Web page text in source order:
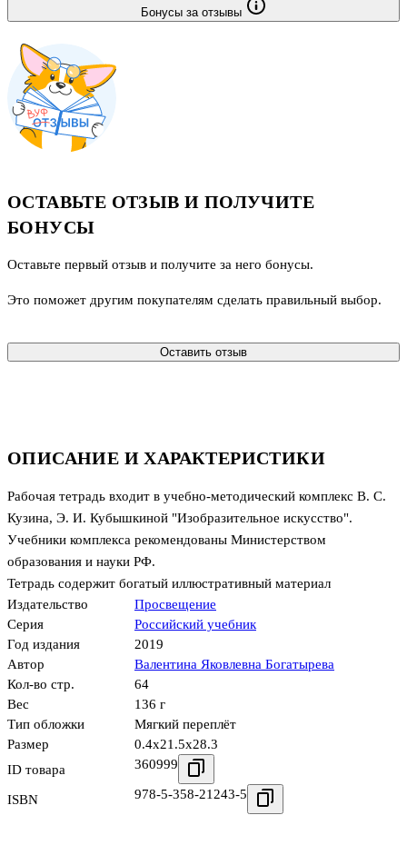
ОПИСАНИЕ И ХАРАКТЕРИСТИКИ
Рабочая тетрадь входит в учебно-методический комплекс В. С.
Кузина, Э. И. Кубышкиной "Изобразительное искусство".
Учебники комплекса рекомендованы Министерством
образования и науки РФ.
Тетрадь содержит богатый иллюстративный материал
Издательство
Просвещение
Серия
Российский учебник
Год издания
2019
Автор
Валентина Яковлевна Богатырева
Кол-во стр.
64
Вес
136 г
Тип обложки
Мягкий переплёт
Размер
0.4x21.5x28.3
ID товара
360999
ISBN 978-5-358-21243-5
Бонусы за отзывы
ОСТАВЬТЕ ОТЗЫВ И ПОЛУЧИТЕ
БОНУСЫ
Оставьте первый отзыв и получите за него бонусы.
Это поможет другим покупателям сделать правильный выбор.
Оставить отзыв